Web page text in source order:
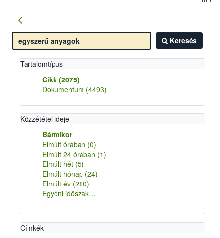
Keresés
Tartalomtípus
Cikk (2075)
Dokumentum (4493)
Közzététel ideje
Bármikor
Elmúlt órában (0)
Elmúlt 24 órában (1)
Elmúlt hét (5)
Elmúlt hónap (24)
Elmúlt év (280)
Egyéni időszak…
Címkék